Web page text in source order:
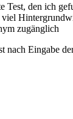
Test, den ich
zugänglich
nach Eingabe